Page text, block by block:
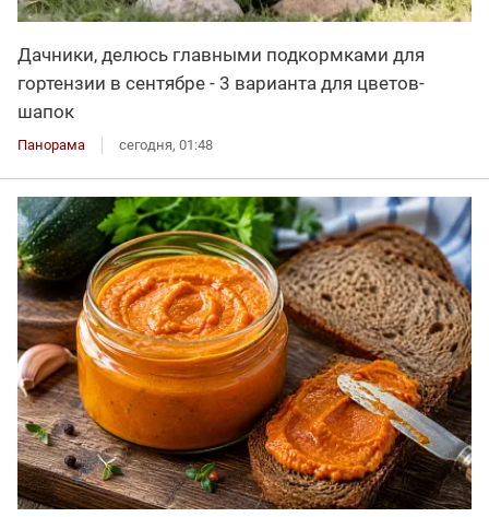
Дачники, делюсь главными подкормками для
гортензии в сентябре - 3 варианта для цветов-
шапок
Панорама сегодня, 01:48